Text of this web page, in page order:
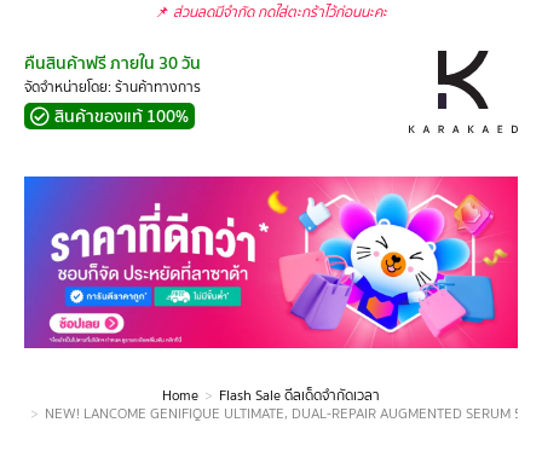
📌 ส่วนลดมีจำกัด กดใส่ตะกร้าไว้ก่อนนะคะ
คืนสินค้าฟรี ภายใน 30 วัน
จัดจำหน่ายโดย: ร้านค้าทางการ
สินค้าของแท้ 100%
Home
Flash Sale ดีลเด็ดจำกัดเวลา
NEW! LANCOME GENIFIQUE ULTIMATE, DUAL-REPAIR AUGMENTED